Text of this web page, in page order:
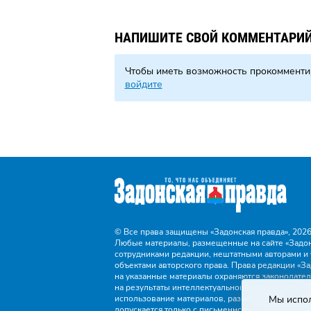
НАПИШИТЕ СВОЙ
Чтобы иметь возможность
войдите
© Все права защищены «Задонская правда»,
Любые материалы, размещенные на сайте
сотрудниками редакции, нештатными авторами и
объектами авторского права. Права редакции
на указанные материалы охраняются
на результаты интеллектуальной деятельности.
использование материалов, размещенных на
Мы